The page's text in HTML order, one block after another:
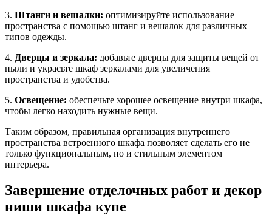
3. Штанги и вешалки: оптимизируйте использование
пространства с помощью штанг и вешалок для различных
типов одежды.
4. Дверцы и зеркала: добавьте дверцы для защиты вещей от
пыли и украсьте шкаф зеркалами для увеличения
пространства и удобства.
5. Освещение: обеспечьте хорошее освещение внутри шкафа,
чтобы легко находить нужные вещи.
Таким образом, правильная организация внутреннего
пространства встроенного шкафа позволяет сделать его не
только функциональным, но и стильным элементом
интерьера.
Завершение отделочных работ и декор
ниши шкафа купе